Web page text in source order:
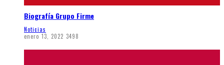
Biografía Grupo Firme
Noticias
enero 13, 2022 3498